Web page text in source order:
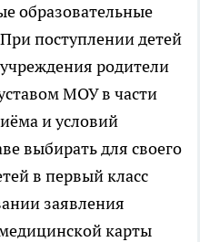
образовательные
поступлении детей
родители
МОУ в части
и условий
выбирать для своего
в первый класс
заявления
карты